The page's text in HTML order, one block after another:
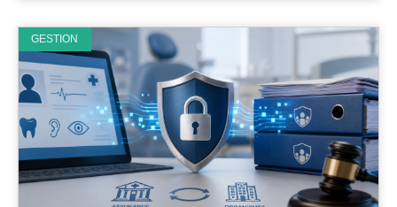
GESTION